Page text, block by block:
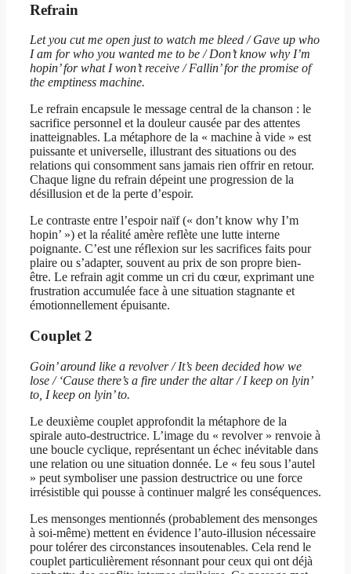
Refrain
Let you cut me open just to watch me bleed / Gave up who
I am for who you wanted me to be / Don’t know why I’m
hopin’ for what I won’t receive / Fallin’ for the promise of
the emptiness machine.
Le refrain encapsule le message central de la chanson : le
sacrifice personnel et la douleur causée par des attentes
inatteignables. La métaphore de la « machine à vide » est
puissante et universelle, illustrant des situations ou des
relations qui consomment sans jamais rien offrir en retour.
Chaque ligne du refrain dépeint une progression de la
désillusion et de la perte d’espoir.
Le contraste entre l’espoir naïf (« don’t know why I’m
hopin’ ») et la réalité amère reflète une lutte interne
poignante. C’est une réflexion sur les sacrifices faits pour
plaire ou s’adapter, souvent au prix de son propre bien-
être. Le refrain agit comme un cri du cœur, exprimant une
frustration accumulée face à une situation stagnante et
émotionnellement épuisante.
Couplet 2
Goin’ around like a revolver / It’s been decided how we
lose / ‘Cause there’s a fire under the altar / I keep on lyin’
to, I keep on lyin’ to.
Le deuxième couplet approfondit la métaphore de la
spirale auto-destructrice. L’image du « revolver » renvoie à
une boucle cyclique, représentant un échec inévitable dans
une relation ou une situation donnée. Le « feu sous l’autel
» peut symboliser une passion destructrice ou une force
irrésistible qui pousse à continuer malgré les conséquences.
Les mensonges mentionnés (probablement des mensonges
à soi-même) mettent en évidence l’auto-illusion nécessaire
pour tolérer des circonstances insoutenables. Cela rend le
couplet particulièrement résonnant pour ceux qui ont déjà